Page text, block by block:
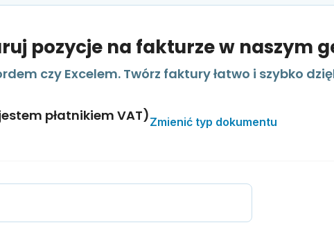
pozycje na fakturze w naszym
czy Excelem. Twórz faktury łatwo i szybko
płatnikiem VAT)Zmienić typ dokumentu